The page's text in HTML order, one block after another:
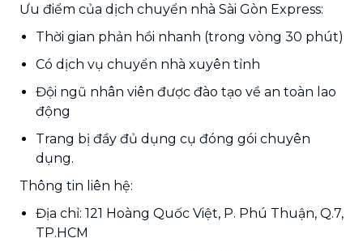
Ưu điểm của dịch chuyển nhà Sài Gòn Express:
Thời gian phản hồi nhanh (trong vòng 30 phút)
Có dịch vụ chuyển nhà xuyên tỉnh
Đội ngũ nhân viên được đào tạo về an toàn lao
động
Trang bị đầy đủ dụng cụ đóng gói chuyên
dụng.
Thông tin liên hệ:
Địa chỉ: 121 Hoàng Quốc Việt, P. Phú Thuận, Q.7,
TP.HCM